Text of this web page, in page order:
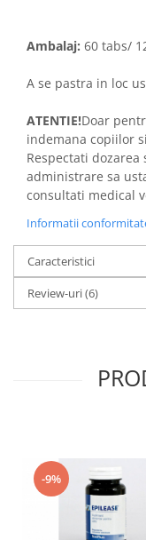
Ambalaj: 60 tabs/
A se pastra in loc
ATENTIE!Doar
indemana copiilor
Respectati
administrare sa
consultati medical
Informatii
Caracteristici
Review-uri(6)
-9%